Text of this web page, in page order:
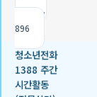
조회
896
청소년전화
1388 주간
시간활동